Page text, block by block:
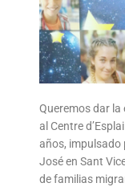
Queremos dar la
al Centre
años, impulsado
José en Sant
de familias